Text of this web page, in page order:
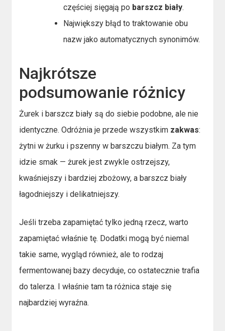
częściej sięgają po barszcz biały.
Największy błąd to traktowanie obu
nazw jako automatycznych synonimów.
Najkrótsze
podsumowanie różnicy
Żurek i barszcz biały są do siebie podobne, ale nie
identyczne. Odróżnia je przede wszystkim zakwas:
żytni w żurku i pszenny w barszczu białym. Za tym
idzie smak — żurek jest zwykle ostrzejszy,
kwaśniejszy i bardziej zbożowy, a barszcz biały
łagodniejszy i delikatniejszy.
Jeśli trzeba zapamiętać tylko jedną rzecz, warto
zapamiętać właśnie tę. Dodatki mogą być niemal
takie same, wygląd również, ale to rodzaj
fermentowanej bazy decyduje, co ostatecznie trafia
do talerza. I właśnie tam ta różnica staje się
najbardziej wyraźna.